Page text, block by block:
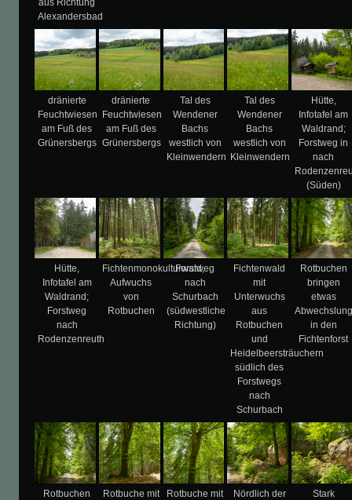
aus Richtung
Alexandersbad
dränierte
Feuchtwiesen
am Fuß des
Grünersbergs
dränierte
Feuchtwiesen
am Fuß des
Grünersbergs
Tal des
Wendener
Bachs
westlich von
Kleinwendern
Tal des
Wendener
Bachs
westlich von
Kleinwendern
Hütte,
Infotafel am
Waldrand;
Forstweg in
nach
(Süden)
Hütte,
Infotafel am
Waldrand;
Forstweg
nach
Rodenzenreuth
Fichtenmonokulturwald,
Aufwuchs
von
Rotbuchen
Forstweg
nach
Schurbach
(südwestliche
Richtung)
Fichtenwald
mit
Unterwuchs
aus
Rotbuchen
und
Heidelbeersträuchern
südlich des
Forstwegs
nach
Schurbach
Rotbuchen
bringen
etwas
Abwechslung
in den
Fichtenforst
Rotbuchen
Rotbuche mit
Rotbuche mit
Nördlich der
Stark